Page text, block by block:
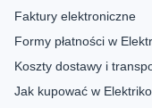
Faktury elektroniczne
Formy płatności w
Koszty dostawy i
Jak kupować w